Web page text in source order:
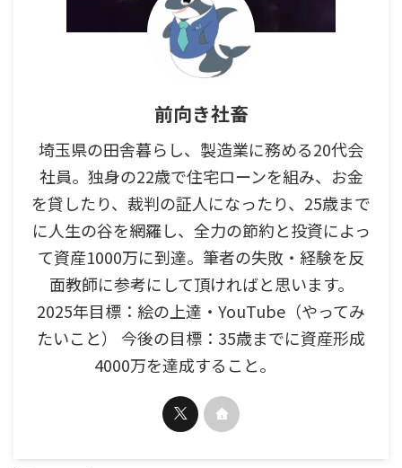
前向き社畜
埼玉県の田舎暮らし、製造業に務める20代会
社員。独身の22歳で住宅ローンを組み、お金
を貸したり、裁判の証人になったり、25歳まで
に人生の谷を網羅し、全力の節約と投資によっ
て資産1000万に到達。筆者の失敗・経験を反
面教師に参考にして頂ければと思います。
2025年目標：絵の上達・YouTube（やってみ
たいこと） 今後の目標：35歳までに資産形成
4000万を達成すること。